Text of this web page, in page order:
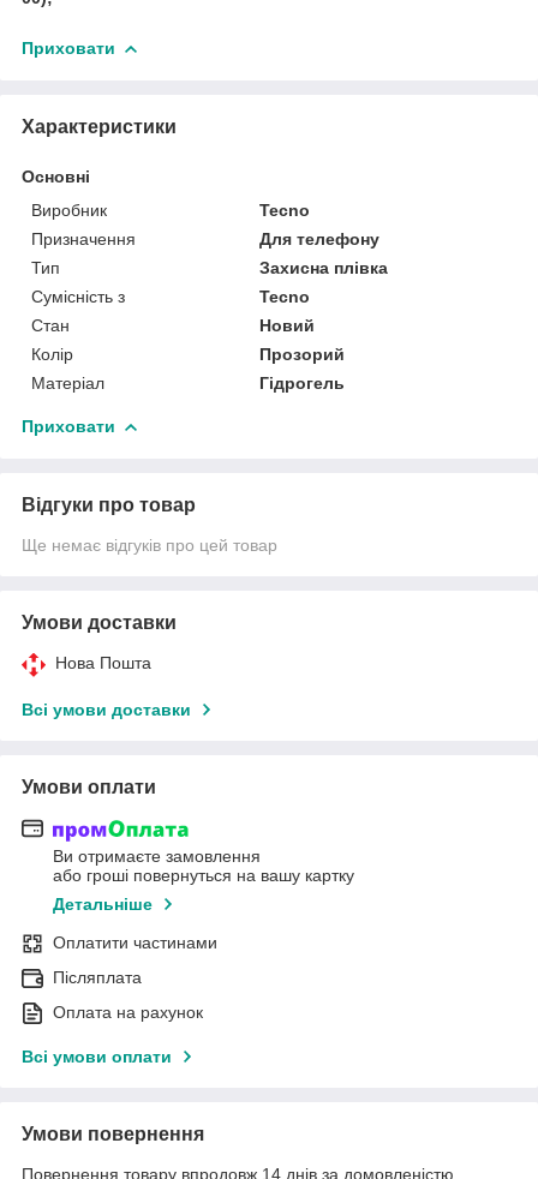
Приховати
Характеристики
Основні
Виробник
Tecno
Призначення
Для телефону
Тип
Захисна плівка
Сумісність з
Tecno
Стан
Новий
Колір
Прозорий
Матеріал
Гідрогель
Приховати
Відгуки про товар
Ще немає відгуків про цей товар
Умови доставки
Нова Пошта
Всі умови доставки
Умови оплати
Ви отримаєте замовлення
або гроші повернуться на вашу картку
Детальніше
Оплатити частинами
Післяплата
Оплата на рахунок
Всі умови оплати
Умови повернення
Повернення товару впродовж 14 днів за домовленістю